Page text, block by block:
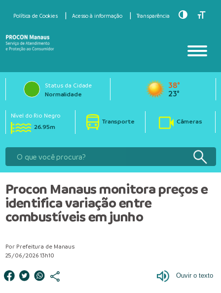
Política de Cookies Acesso à informação Transparência Toggle
Status da Cidade
Normalidade
38°
23°
Nível do Rio Negro
26.95m
Transporte Câmeras
Procon Manaus monitora preços e
identifica variação entre
combustíveis em junho
Por Prefeitura de Manaus
25/06/2026 13h10